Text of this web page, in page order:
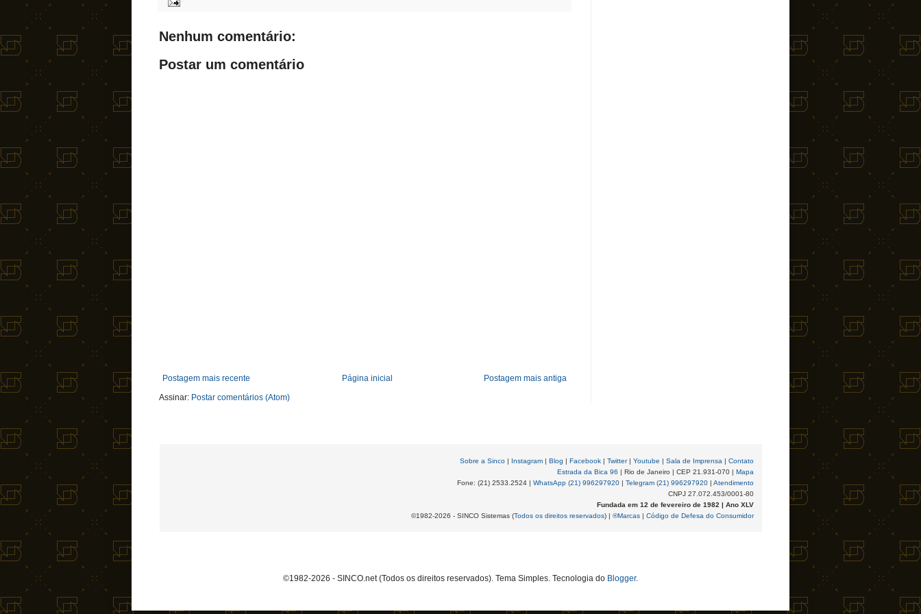
Nenhum comentário:
Postar um comentário
Postagem mais recente Postagem mais antiga
Página inicial
Assinar: Postar comentários (Atom)
Sobre a Sinco| Instagram| Blog | Facebook| Twitter| Youtube | Sala de Imprensa | Contato
Estrada da Bica 96 | Rio de Janeiro | CEP 21.931-070 | Mapa
Fone: (21) 2533.2524 | WhatsApp (21) 996297920| Telegram (21) 996297920| Atendimento
CNPJ 27.072.453/0001-80
Fundada em 12 de fevereiro de 1982 | Ano XLV
©1982-2026 - SINCO Sistemas (Todos os direitos reservados) | ®Marcas| Código de Defesa do Consumidor
©1982-2026 - SINCO.net (Todos os direitos reservados). Tema Simples. Tecnologia do Blogger.